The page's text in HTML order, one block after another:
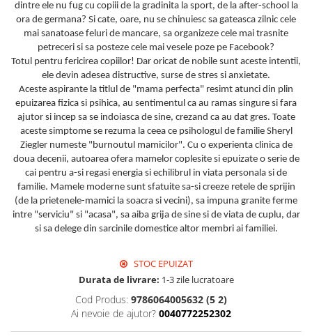
dintre ele nu fug cu copiii de la gradinita la sport, de la after-school la
ora de germana? Si cate, oare, nu se chinuiesc sa gateasca zilnic cele
mai sanatoase feluri de mancare, sa organizeze cele mai trasnite
petreceri si sa posteze cele mai vesele poze pe Facebook?
Totul pentru fericirea copiilor! Dar oricat de nobile sunt aceste intentii,
ele devin adesea distructive, surse de stres si anxietate.
Aceste aspirante la titlul de "mama perfecta" resimt atunci din plin
epuizarea fizica si psihica, au sentimentul ca au ramas singure si fara
ajutor si incep sa se indoiasca de sine, crezand ca au dat gres. Toate
aceste simptome se rezuma la ceea ce psihologul de familie Sheryl
Ziegler numeste "burnoutul mamicilor". Cu o experienta clinica de
doua decenii, autoarea ofera mamelor coplesite si epuizate o serie de
cai pentru a-si regasi energia si echilibrul in viata personala si de
familie. Mamele moderne sunt sfatuite sa-si creeze retele de sprijin
(de la prietenele-mamici la soacra si vecini), sa impuna granite ferme
intre "serviciu" si "acasa", sa aiba grija de sine si de viata de cuplu, dar
si sa delege din sarcinile domestice altor membri ai familiei.
STOC EPUIZAT
Durata de livrare: 1-3 zile lucratoare
Cod Produs: 9786064005632 (5 2)
Ai nevoie de ajutor? 0040772252302